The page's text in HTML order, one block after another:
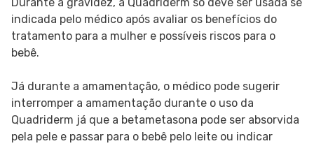
Durante a gravidez, a Quadriderm só deve ser usada se
indicada pelo médico após avaliar os benefícios do
tratamento para a mulher e possíveis riscos para o
bebê.
Já durante a amamentação, o médico pode sugerir
interromper a amamentação durante o uso da
Quadriderm já que a betametasona pode ser absorvida
pela pele e passar para o bebê pelo leite ou indicar